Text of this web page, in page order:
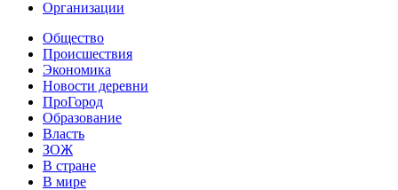
Организации
Общество
Происшествия
Экономика
Новости деревни
ПроГород
Образование
Власть
ЗОЖ
В стране
В мире